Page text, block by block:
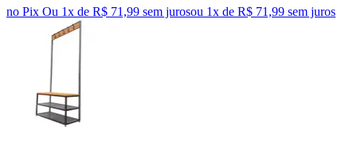
no Pix Ou 1x de R$ 71,99 sem jurosou 1x de R$ 71,99 sem juros